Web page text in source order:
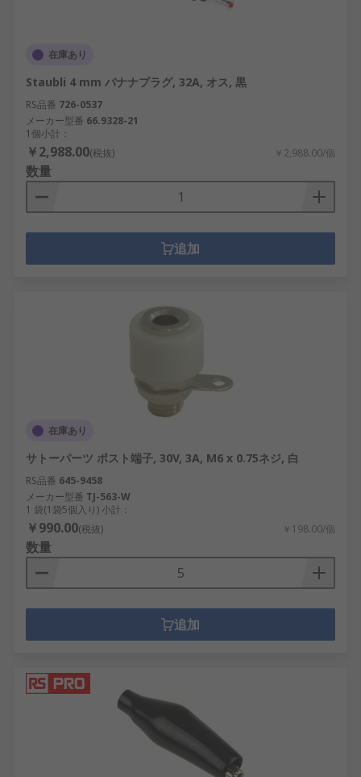
在庫あり
Staubli 4 mm バナナプラグ, 32A, オス, 黒
RS品番 726-0537
メーカー型番 66.9328-21
1個小計：
￥2,988.00(税抜) ￥2,988.00/個
数量
追加
在庫あり
サトーパーツ ポスト端子, 30V, 3A, M6 x 0.75ネジ, 白
RS品番 645-9458
メーカー型番 TJ-563-W
1 袋(1袋5個入り) 小計：
￥990.00(税抜) ￥198.00/個
数量
追加